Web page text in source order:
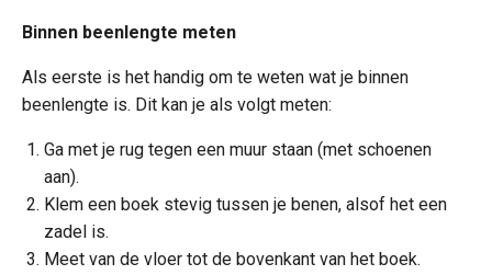
Binnen beenlengte meten
Als eerste is het handig om te weten wat je binnen
beenlengte is. Dit kan je als volgt meten:
Ga met je rug tegen een muur staan (met schoenen
aan).
Klem een boek stevig tussen je benen, alsof het een
zadel is.
Meet van de vloer tot de bovenkant van het boek.